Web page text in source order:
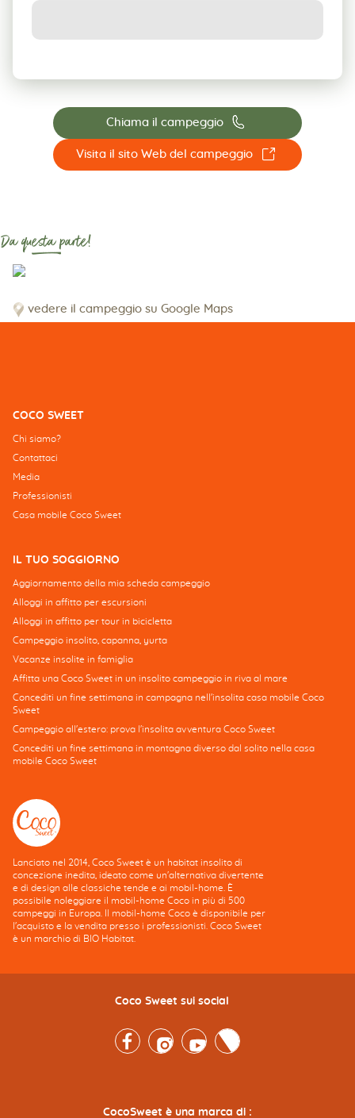
Chiama il campeggio 📞
Visita il sito Web del campeggio ☐
Da questa parte!
vedere il campeggio su Google Maps
COCO SWEET
Chi siamo?
Contattaci
Media
Professionisti
Casa mobile Coco Sweet
IL TUO SOGGIORNO
Aggiornamento della mia scheda campeggio
Alloggi in affitto per escursioni
Alloggi in affitto per tour in bicicletta
Campeggio insolito, capanna, yurta
Vacanze insolite in famiglia
Affitta una Coco Sweet in un insolito campeggio in riva al mare
Concediti un fine settimana in campagna nell'insolita casa mobile Coco
Sweet
Campeggio all'estero: prova l'insolita avventura Coco Sweet
Concediti un fine settimana in montagna diverso dal solito nella casa
mobile Coco Sweet
Lanciato nel 2014, Coco Sweet è un habitat insolito di
concezione inedita, ideato come un'alternativa divertente
e di design alle classiche tende e ai mobil-home. È
possibile noleggiare il mobil-home Coco in più di 500
campeggi in Europa. Il mobil-home Coco è disponibile per
l'acquisto e la vendita presso i professionisti. Coco Sweet
è un marchio di BIO Habitat.
Coco Sweet sui social
FacebookInstagramYoutubeTwitter
CocoSweet è una marca di :